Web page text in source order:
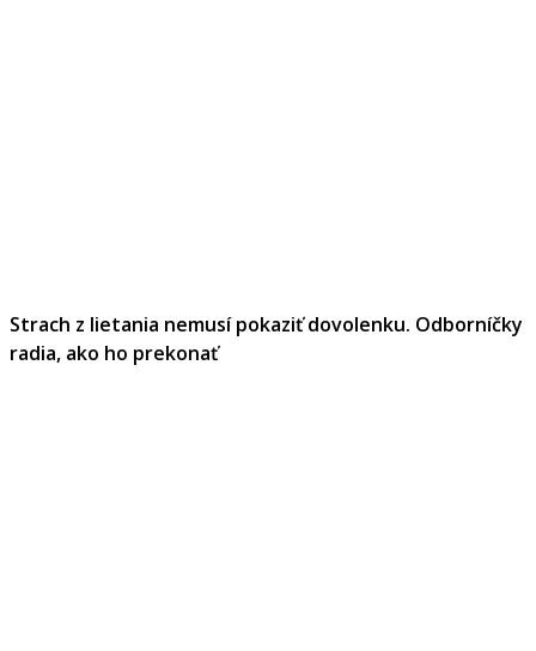
Strach z lietania nemusí pokaziť dovolenku. Odborníčky
radia, ako ho prekonať